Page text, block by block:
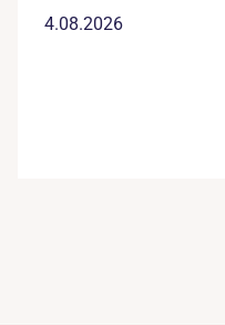
4.08.2026